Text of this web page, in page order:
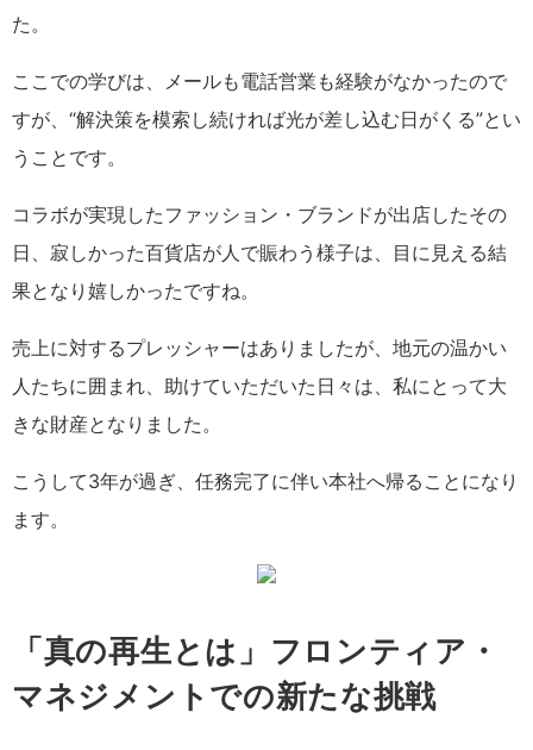
た。
ここでの学びは、メールも電話営業も経験がなかったので
すが、“解決策を模索し続ければ光が差し込む日がくる”とい
うことです。
コラボが実現したファッション・ブランドが出店したその
日、寂しかった百貨店が人で賑わう様子は、目に見える結
果となり嬉しかったですね。
売上に対するプレッシャーはありましたが、地元の温かい
人たちに囲まれ、助けていただいた日々は、私にとって大
きな財産となりました。
こうして3年が過ぎ、任務完了に伴い本社へ帰ることになり
ます。
「真の再生とは」フロンティア・
マネジメントでの新たな挑戦